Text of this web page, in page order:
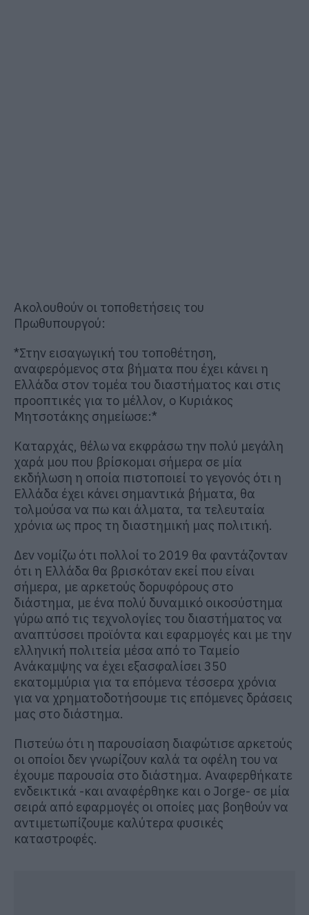
Ακολουθούν οι τοποθετήσεις του
Πρωθυπουργού:
*Στην εισαγωγική του τοποθέτηση,
αναφερόμενος στα βήματα που έχει κάνει η
Ελλάδα στον τομέα του διαστήματος και στις
προοπτικές για το μέλλον, ο Κυριάκος
Μητσοτάκης σημείωσε:*
Καταρχάς, θέλω να εκφράσω την πολύ μεγάλη
χαρά μου που βρίσκομαι σήμερα σε μία
εκδήλωση η οποία πιστοποιεί το γεγονός ότι η
Ελλάδα έχει κάνει σημαντικά βήματα, θα
τολμούσα να πω και άλματα, τα τελευταία
χρόνια ως προς τη διαστημική μας πολιτική.
Δεν νομίζω ότι πολλοί το 2019 θα φαντάζονταν
ότι η Ελλάδα θα βρισκόταν εκεί που είναι
σήμερα, με αρκετούς δορυφόρους στο
διάστημα, με ένα πολύ δυναμικό οικοσύστημα
γύρω από τις τεχνολογίες του διαστήματος να
αναπτύσσει προϊόντα και εφαρμογές και με την
ελληνική πολιτεία μέσα από το Ταμείο
Ανάκαμψης να έχει εξασφαλίσει 350
εκατομμύρια για τα επόμενα τέσσερα χρόνια
για να χρηματοδοτήσουμε τις επόμενες δράσεις
μας στο διάστημα.
Πιστεύω ότι η παρουσίαση διαφώτισε αρκετούς
οι οποίοι δεν γνωρίζουν καλά τα οφέλη του να
έχουμε παρουσία στο διάστημα. Αναφερθήκατε
ενδεικτικά -και αναφέρθηκε και ο Jorge- σε μία
σειρά από εφαρμογές οι οποίες μας βοηθούν να
αντιμετωπίζουμε καλύτερα φυσικές
καταστροφές.